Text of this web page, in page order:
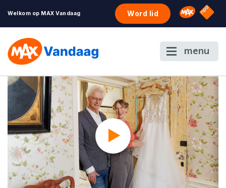
Welkom op MAX Vandaag Word lid Omroep
NPO
menu